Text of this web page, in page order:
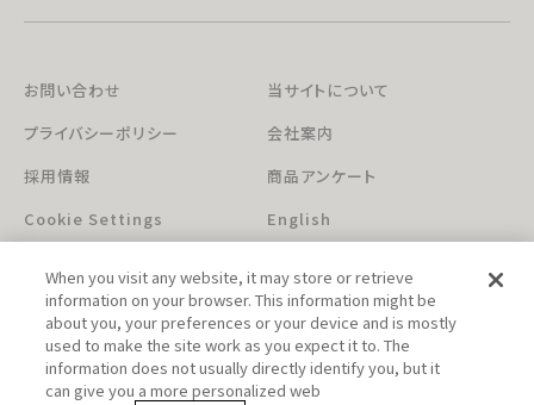
お問い合わせ
当サイトについて
プライバシーポリシー
会社案内
採用情報
商品アンケート
Cookie Settings
English
When you visit any website, it may store or retrieve
information on your browser. This information might be
about you, your preferences or your device and is mostly
used to make the site work as you expect it to. The
information does not usually directly identify you, but it
can give you a more personalized web